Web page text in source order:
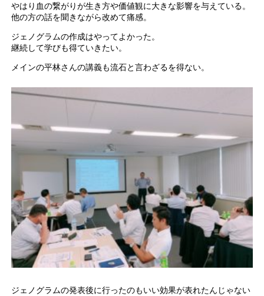
やはり血の繋がりが生き方や価値観に大きな影響を与えている。
他の方の話を聞きながら改めて痛感。
ジェノグラムの作成はやってよかった。
継続して学びも得ていきたい。
メインの平林さんの講義も流石と言わざるを得ない。
ジェノグラムの発表後に行ったのもいい効果が表れたんじゃない